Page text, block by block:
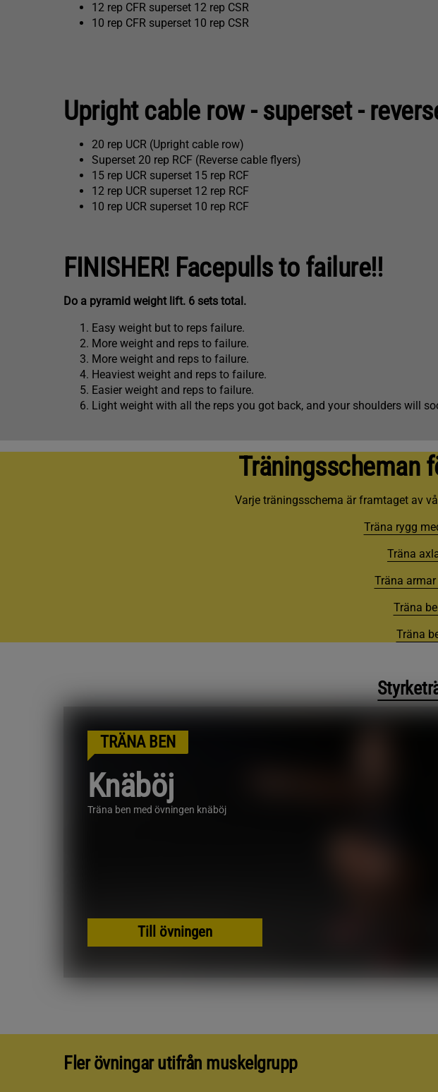
12 rep CFR superset 12 rep CSR
10 rep CFR superset 10 rep CSR
Upright cable row - superset -
20 rep UCR (Upright cable row)
Superset 20 rep RCF (Reverse cable flyers)
15 rep UCR superset 15 rep RCF
12 rep UCR superset 12 rep RCF
10 rep UCR superset 10 rep RCF
FINISHER! Facepulls to failure!!
Do a pyramid weight lift. 6 sets total.
Easy weight but to reps failure.
More weight and reps to failure.
More weight and reps to failure.
Heaviest weight and reps to failure.
Easier weight and reps to failure.
Light weight with all the reps you got back, and your shoulders will
Träningsscheman
Varje träningsschema är framtaget av
Träna rygg
Träna
Träna
Träna
Träna
TRÄNA BEN
Knäböj
Träna ben med övningen knäböj
Till övningen
Fler övningar utifrån muskelgrupp